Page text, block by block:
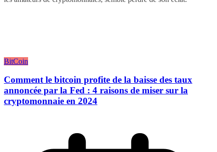
BitCoin
Comment le bitcoin profite de la baisse des taux
annoncée par la Fed : 4 raisons de miser sur la
cryptomonnaie en 2024